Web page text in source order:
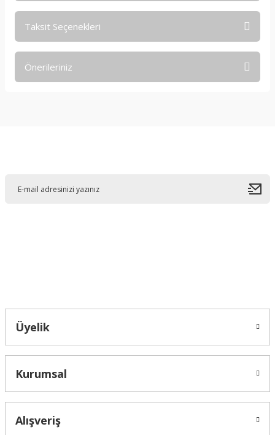
Taksit Seçenekleri
Önerileriniz
Üyelik
Kurumsal
Alışveriş